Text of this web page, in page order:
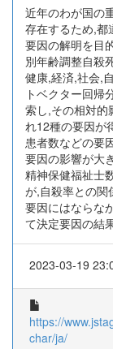
近年のわが国の
存在するため,都
要因の解明を目
別年齢調整自殺
健康,経済,社会,
トベクター回帰
索し,その相対的
れ12種の要因が
患者数などの要
要因の影響が大
精神保健福祉士
が,自殺率との関
要因にはならな
て決定要因の結
2023-03-19
https://
char/ja/